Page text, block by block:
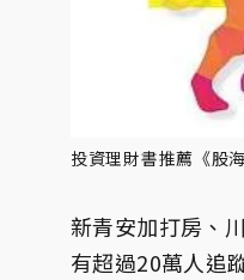
投資理財書推薦《股
新青安加打房、
有超過20萬人追